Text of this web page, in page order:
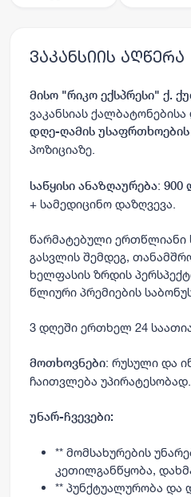
ვაკანსიის აღწერა
მისო "რიკო ექსპრესი" ქ.
ვაკანსიას
დღე-ღამის
პოზიციაზე.
საწყისი ანაზღაურება: 900
+ სამედიცინო დაზღვევა.
წარმატებული ერთწლიანი
გასვლის შემდეგ,
ხელფასის ზრდის
წლიური პრემიების
3 დღეში ერთხელ 24
მოთხოვნები: რუსული და
ჩაითვლება უპირატესობად.
უნარ-ჩვევები:
** მომსახურების
კეთილგანწყობა,
** პუნქტუალურობა და